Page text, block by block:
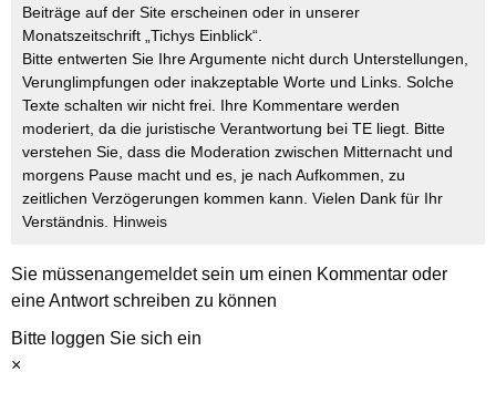
Beiträge auf der Site erscheinen oder in unserer
Monatszeitschrift „Tichys Einblick“.
Bitte entwerten Sie Ihre Argumente nicht durch Unterstellungen,
Verunglimpfungen oder inakzeptable Worte und Links. Solche
Texte schalten wir nicht frei. Ihre Kommentare werden
moderiert, da die juristische Verantwortung bei TE liegt. Bitte
verstehen Sie, dass die Moderation zwischen Mitternacht und
morgens Pause macht und es, je nach Aufkommen, zu
zeitlichen Verzögerungen kommen kann. Vielen Dank für Ihr
Verständnis. Hinweis
Sie müssenangemeldetsein um einen Kommentar oder
eine Antwort schreiben zu können
Bitte loggen Sie sich ein
×